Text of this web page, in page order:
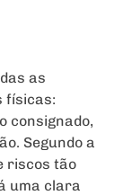
as
físicas:
consignado,
Segundo a
riscos tão
uma clara